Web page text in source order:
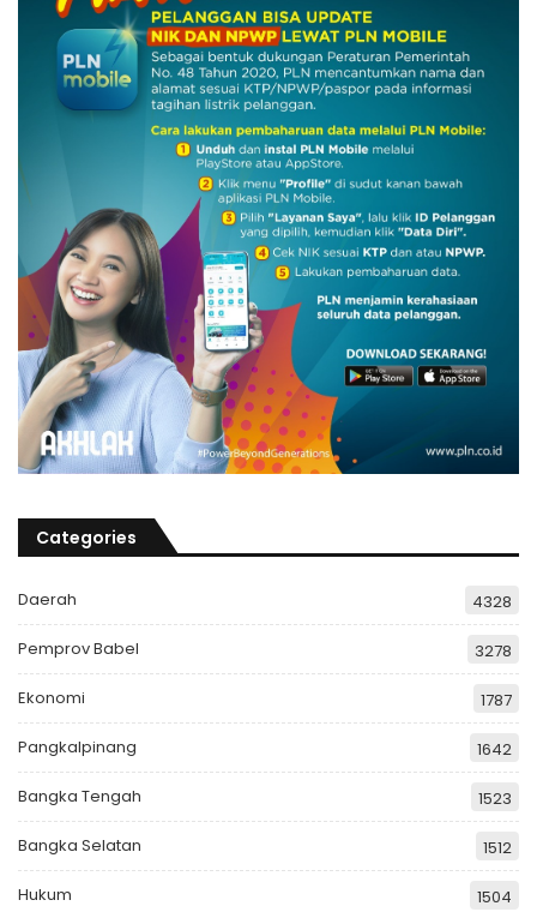
Categories
Daerah 4328
Pemprov Babel 3278
Ekonomi 1787
Pangkalpinang 1642
Bangka Tengah 1523
Bangka Selatan 1512
Hukum 1504